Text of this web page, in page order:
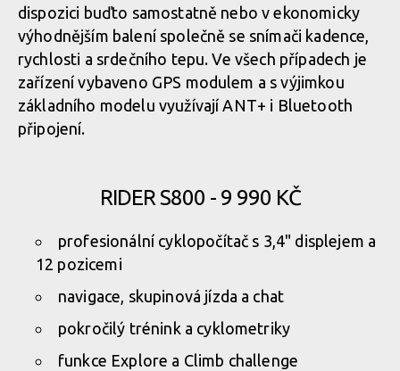
dispozici buďto samostatně nebo v ekonomicky
výhodnějším balení společně se snímači kadence,
rychlosti a srdečního tepu. Ve všech případech je
zařízení vybaveno GPS modulem a s výjimkou
základního modelu využívají ANT+ i Bluetooth
připojení.
RIDER S800 - 9 990 KČ
profesionální cyklopočítač s 3,4" displejem a
12 pozicemi
navigace, skupinová jízda a chat
pokročilý trénink a cyklometriky
funkce Explore a Climb challenge